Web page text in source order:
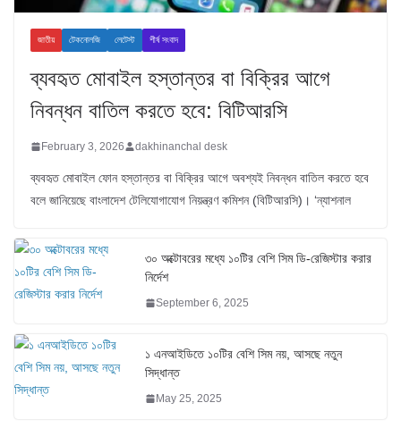
জাতীয় টেকনোলজি লেটেস্ট শীর্ষ সংবাদ
ব্যবহৃত মোবাইল হস্তান্তর বা বিক্রির আগে
নিবন্ধন বাতিল করতে হবে: বিটিআরসি
February 3, 2026 dakhinanchal desk
ব্যবহৃত মোবাইল ফোন হস্তান্তর বা বিক্রির আগে অবশ্যই নিবন্ধন বাতিল করতে হবে
বলে জানিয়েছে বাংলাদেশ টেলিযোগাযোগ নিয়ন্ত্রণ কমিশন (বিটিআরসি)। ‘ন্যাশনাল
৩০ অক্টোবরের মধ্যে ১০টির বেশি সিম ডি-রেজিস্টার করার
নির্দেশ
September 6, 2025
১ এনআইডিতে ১০টির বেশি সিম নয়, আসছে নতুন
সিদ্ধান্ত
May 25, 2025